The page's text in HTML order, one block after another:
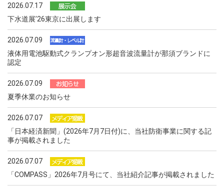
2026.07.17
下水道展ʼ26東京に出展します
2026.07.09
液体用電池駆動式クランプオン形超音波流量計が那須ブランドに
認定
2026.07.09
夏季休業のお知らせ
2026.07.07
「日本経済新聞」(2026年7月7日付)に、当社防衛事業に関する記
事が掲載されました
2026.07.07
「COMPASS」2026年7月号にて、当社紹介記事が掲載されました